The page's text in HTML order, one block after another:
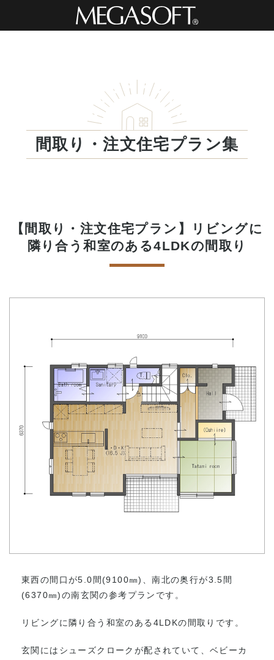
間取り・注文住宅プラン集
【間取り・注文住宅プラン】リビングに
隣り合う和室のある4LDKの間取り
東西の間口が5.0間(9100㎜)、南北の奥行が3.5間
(6370㎜)の南玄関の参考プランです。
リビングに隣り合う和室のある4LDKの間取りです。
玄関にはシューズクロークが配されていて、ベビーカ